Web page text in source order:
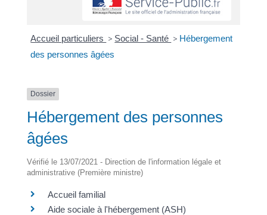
Accueil particuliers > Social - Santé > Hébergement
des personnes âgées
Dossier
Hébergement des personnes
âgées
Vérifié le 13/07/2021 - Direction de l'information légale et
administrative (Première ministre)
Accueil familial
Aide sociale à l'hébergement (ASH)